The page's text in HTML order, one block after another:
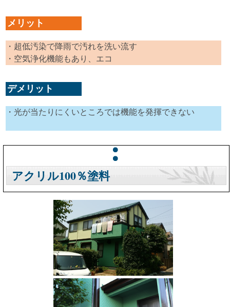
メリット
・超低汚染で降雨で汚れを洗い流す
・空気浄化機能もあり、エコ
デメリット
・光が当たりにくいところでは機能を発揮できない
アクリル100％塗料